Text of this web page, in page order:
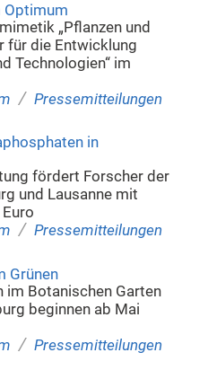
Optimum
„Pflanzen und
für die Entwicklung
Technologien“ im
/ Pressemitteilungen
in
fördert Forscher der
und Lausanne mit
/ Pressemitteilungen
Grünen
im Botanischen Garten
beginnen ab Mai
/ Pressemitteilungen